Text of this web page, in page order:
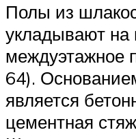
Полы из
укладывают на
междуэтажное
64).
является
цементная